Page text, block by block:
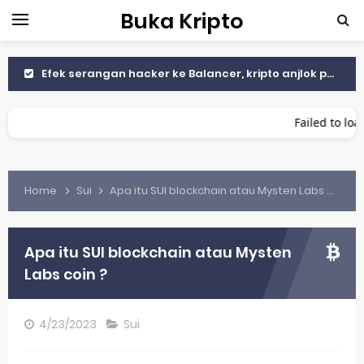
Buka Kripto
Efek serangan hacker ke Balancer, kripto anjlok parah
The Fed pangkas suku bunga, Bitcoin makin naik Tembus $113.000
Cara Menemukan Koin Sebelum Terdaftar di Binance atau Coinbase
Cara Membaca Chart Crypto untuk Pemula
Trader Kripto Salahkan Tarif Trump ke China
Bitcoin Anjlok ke $102K Setelah Tarif Trump untuk China
Failed to
Home Sui Apa itu SUI blockchain atau Mysten Labs coin ?
Apa itu SUI blockchain atau Mysten
Labs coin ?
4/23/2023 Sui